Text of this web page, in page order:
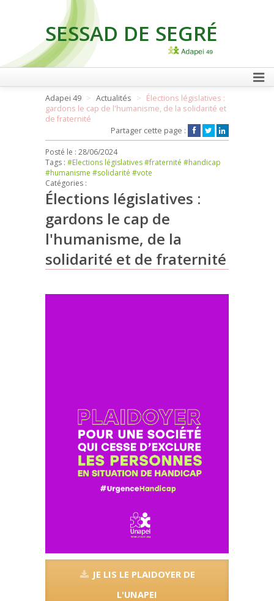
SESSAD DE SEGRÉ
FAIRE UN DON
Adapei 49 Actualités
Élections législatives :
gardons le cap de l'humanisme, de la solidarité et
de fraternité
Partager cette page :
Posté le : 28/06/2024
Tags : #Elections législatives#fraternité #handicap
#humanisme #solidarité #vote
Catégories :
Élections législatives :
gardons le cap de
l'humanisme, de la
solidarité et de fraternité
JE LIS LE PLAIDOYER DE
L'UNAPEI